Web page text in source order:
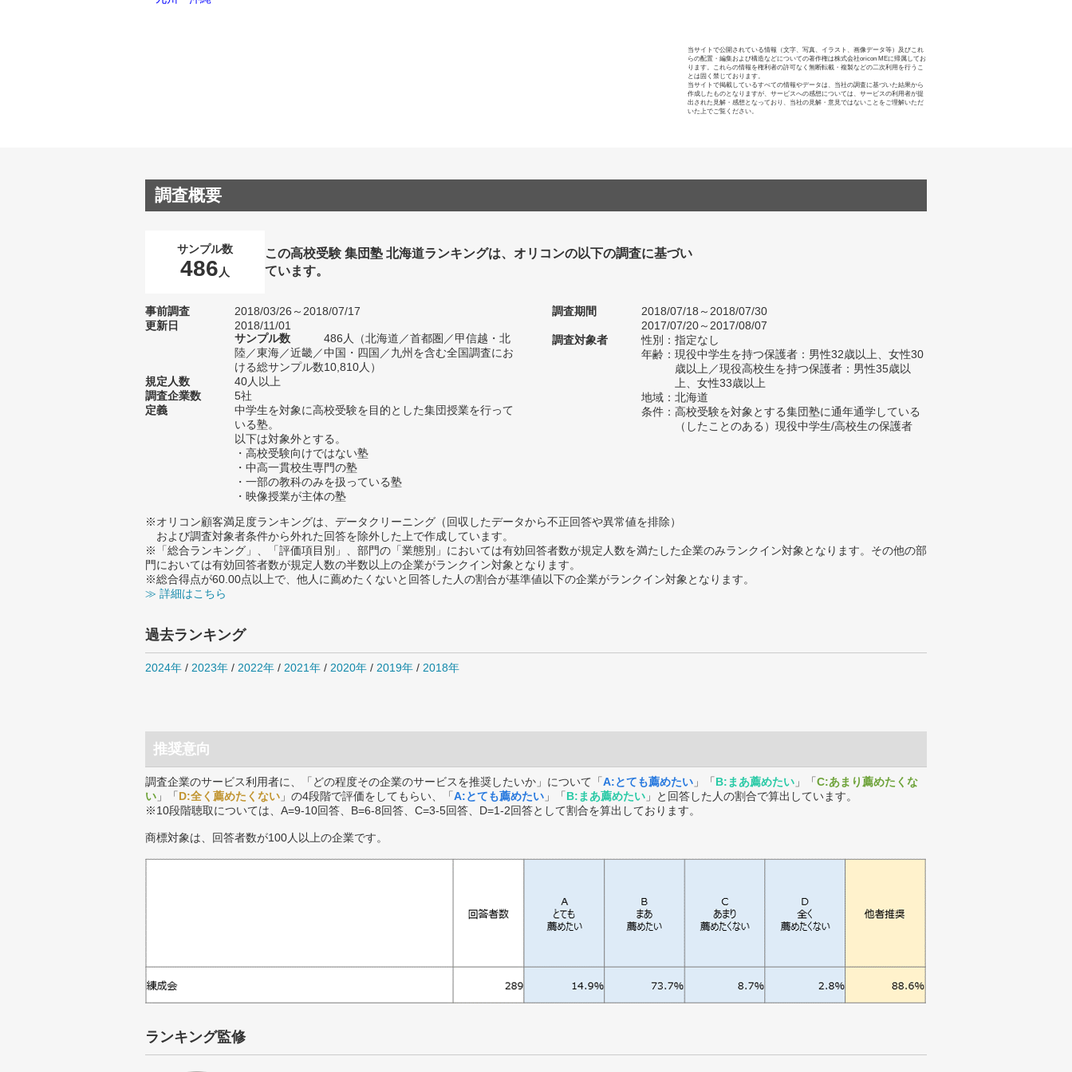
当サイトで公開されている情報（文字、写真、イラスト、画像データ等）及びこれ
らの配置・編集および構造などについての著作権は株式会社oricon MEに帰属してお
ります。これらの情報を権利者の許可なく無断転載・複製などの二次利用を行うこ
とは固く禁じております。
当サイトで掲載しているすべての情報やデータは、当社の調査に基づいた結果から
作成したものとなりますが、サービスへの感想については、サービスの利用者が提
出された見解・感想となっており、当社の見解・意見ではないことをご理解いただ
いた上でご覧ください。
調査概要
サンプル数
486 人
この高校受験 集団塾 北海道ランキングは、オリコンの以下の調査に基づい
ています。
事前調査
2018/03/26～2018/07/17
更新日
2018/11/01
サンプル数
486人（北海道／首都圏／甲信越・北
陸／東海／近畿／中国・四国／九州を含む全国調査にお
ける総サンプル数10,810人）
規定人数
40人以上
調査企業数
5社
定義
中学生を対象に高校受験を目的とした集団授業を行って
いる塾。
以下は対象外とする。
・高校受験向けではない塾
・中高一貫校生専門の塾
・一部の教科のみを扱っている塾
・映像授業が主体の塾
調査期間
2018/07/18～2018/07/30
2017/07/20～2017/08/07
調査対象者
性別：指定なし
年齢：現役中学生を持つ保護者：男性32歳以上、女性30
歳以上／現役高校生を持つ保護者：男性35歳以
上、女性33歳以上
地域：北海道
条件：高校受験を対象とする集団塾に通年通学している
（したことのある）現役中学生/高校生の保護者
※オリコン顧客満足度ランキングは、データクリーニング（回収したデータから不正回答や異常値を排除）
および調査対象者条件から外れた回答を除外した上で作成しています。
※「総合ランキング」、「評価項目別」、部門の「業態別」においては有効回答者数が規定人数を満たした企業のみランクイン対象となります。その他の部
門においては有効回答者数が規定人数の半数以上の企業がランクイン対象となります。
※総合得点が60.00点以上で、他人に薦めたくないと回答した人の割合が基準値以下の企業がランクイン対象となります。
≫ 詳細はこちら
過去ランキング
2024年 / 2023年 / 2022年 / 2021年 / 2020年 / 2019年 / 2018年
推奨意向
調査企業のサービス利用者に、「どの程度その企業のサービスを推奨したいか」について「A:とても薦めたい 」「B:まあ薦めたい 」「C:あまり薦めたくな
い 」「D:全く薦めたくない 」の4段階で評価をしてもらい、「A:とても薦めたい 」「B:まあ薦めたい 」と回答した人の割合で算出しています。
※10段階聴取については、A=9-10回答、B=6-8回答、C=3-5回答、D=1-2回答として割合を算出しております。
商標対象は、回答者数が100人以上の企業です。
ランキング監修